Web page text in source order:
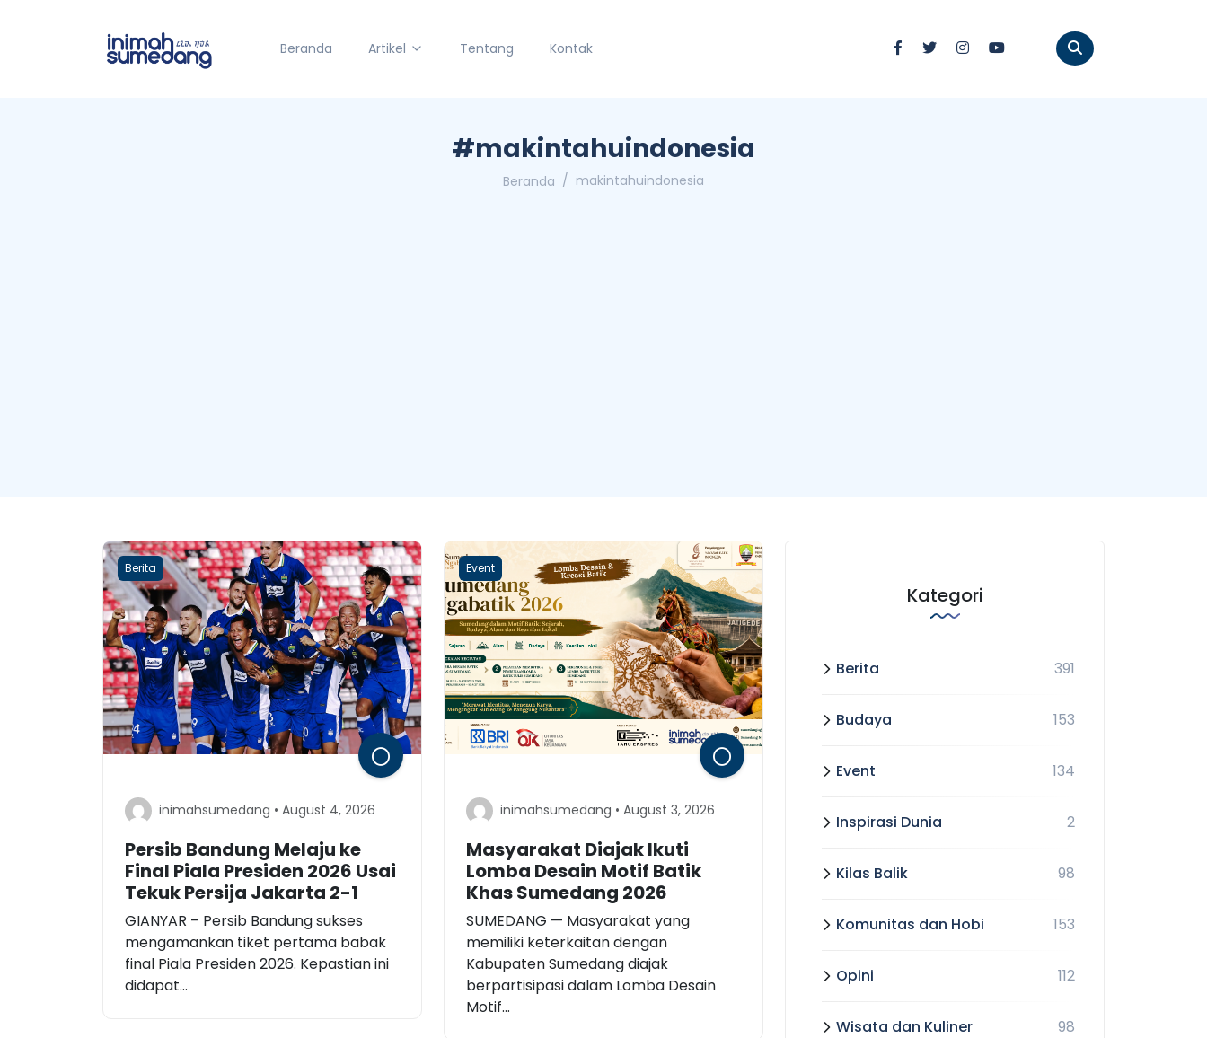
Beranda Artikel Tentang Kontak
#makintahuindonesia
Beranda makintahuindonesia
Berita
inimahsumedang • August 4, 2026
Persib Bandung Melaju ke
Final Piala Presiden 2026 Usai
Tekuk Persija Jakarta 2-1
GIANYAR – Persib Bandung sukses
mengamankan tiket pertama babak
final Piala Presiden 2026. Kepastian ini
didapat...
Event
inimahsumedang • August 3, 2026
Masyarakat Diajak Ikuti
Lomba Desain Motif Batik
Khas Sumedang 2026
SUMEDANG — Masyarakat yang
memiliki keterkaitan dengan
Kabupaten Sumedang diajak
berpartisipasi dalam Lomba Desain
Motif...
Kategori
Berita 391
Budaya 153
Event 134
Inspirasi Dunia 2
Kilas Balik 98
Komunitas dan Hobi 153
Opini 112
Wisata dan Kuliner 98